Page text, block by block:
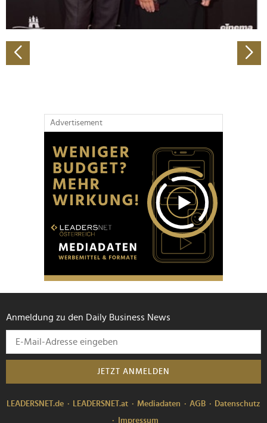
Partner führen diese Informationen möglicherweise mit
weiteren Daten zusammen, die Sie ihnen bereitgestellt
gesammelt haben.
Advertisement
Anmeldung zu den Daily Business News
JETZT ANMELDEN
LEADERSNET.de LEADERSNET.at Mediadaten AGB
Datenschutz
Impressum